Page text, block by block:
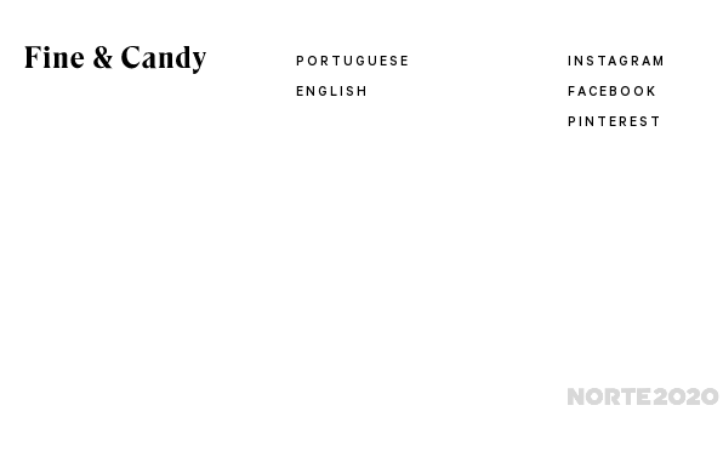
PORTUGUESE
ENGLISH
INSTAGRAM
FACEBOOK
PINTEREST